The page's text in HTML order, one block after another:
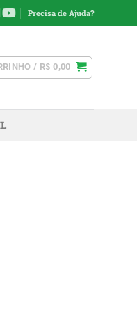
Precisa de Ajuda?
/ R$ 0,00